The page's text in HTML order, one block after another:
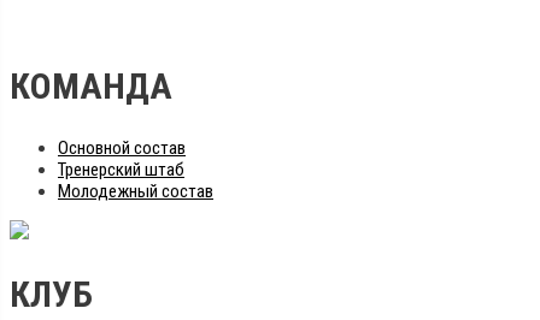
КОМАНДА
Основной состав
Тренерский штаб
Молодежный состав
КЛУБ